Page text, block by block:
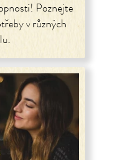
Poznejte
v různých